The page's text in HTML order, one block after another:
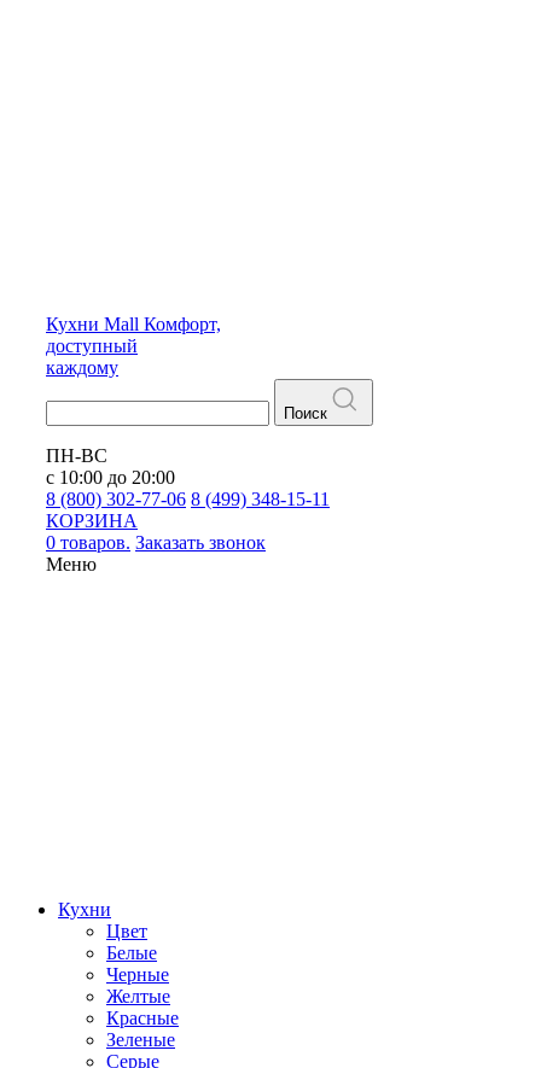
Кухни Mall Комфорт,
доступный
каждому
Поиск
ПН-ВС
с 10:00 до 20:00
8 (800) 302-77-06 8 (499) 348-15-11
КОРЗИНА
0 товаров. Заказать звонок
Меню
Кухни
Цвет
Белые
Черные
Желтые
Красные
Зеленые
Серые